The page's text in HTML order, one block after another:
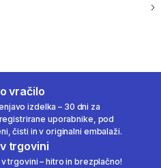
vračilo
izdelka – 30 dni za
uporabnike, pod
čisti in v originalni embalaži.
trgovini
trgovini – hitro in brezplačno!